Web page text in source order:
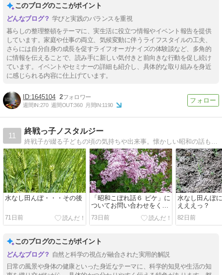
このブログのここがポイント
学びと実践のバランスを重視
暮らしの整理整頓をテーマに、実生活に役立つ情報やイベント報告を提供
しています。家庭や仕事の両立、気候変動に伴うライフスタイルの工夫、
さらには自分自身の成長を促すライフオーガナイズの体験談など、多角的
に情報を伝えることで、読み手に新しい気付きと前向きな行動を促し続け
ています。イベントやセミナーの詳細も紹介し、具体的な取り組みを身近
に感じられる内容に仕上げています。
1645104 2
週間IN:270 週間OUT:360 月間IN:1190
11
終戦っ子ノスタルジー
終戦子が綴る子どもの頃の気持ちや出来事。懐かしい昭和の話も満載です。
水なし田んぼ・・・その後
71日前
「昭和こぼれ話６ ピケ」に
ついてお問い合わせをくだ
さったＭさま
73日前
水なし田んぼ
えええっ？
82日前
このブログのここがポイント
自然と科学の視点が融合された実用的解説
日常の風景や身体の健康といった身近なテーマに、科学的知見や生活の知